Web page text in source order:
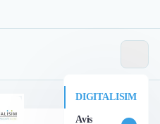
DIGITALISIM
Avis